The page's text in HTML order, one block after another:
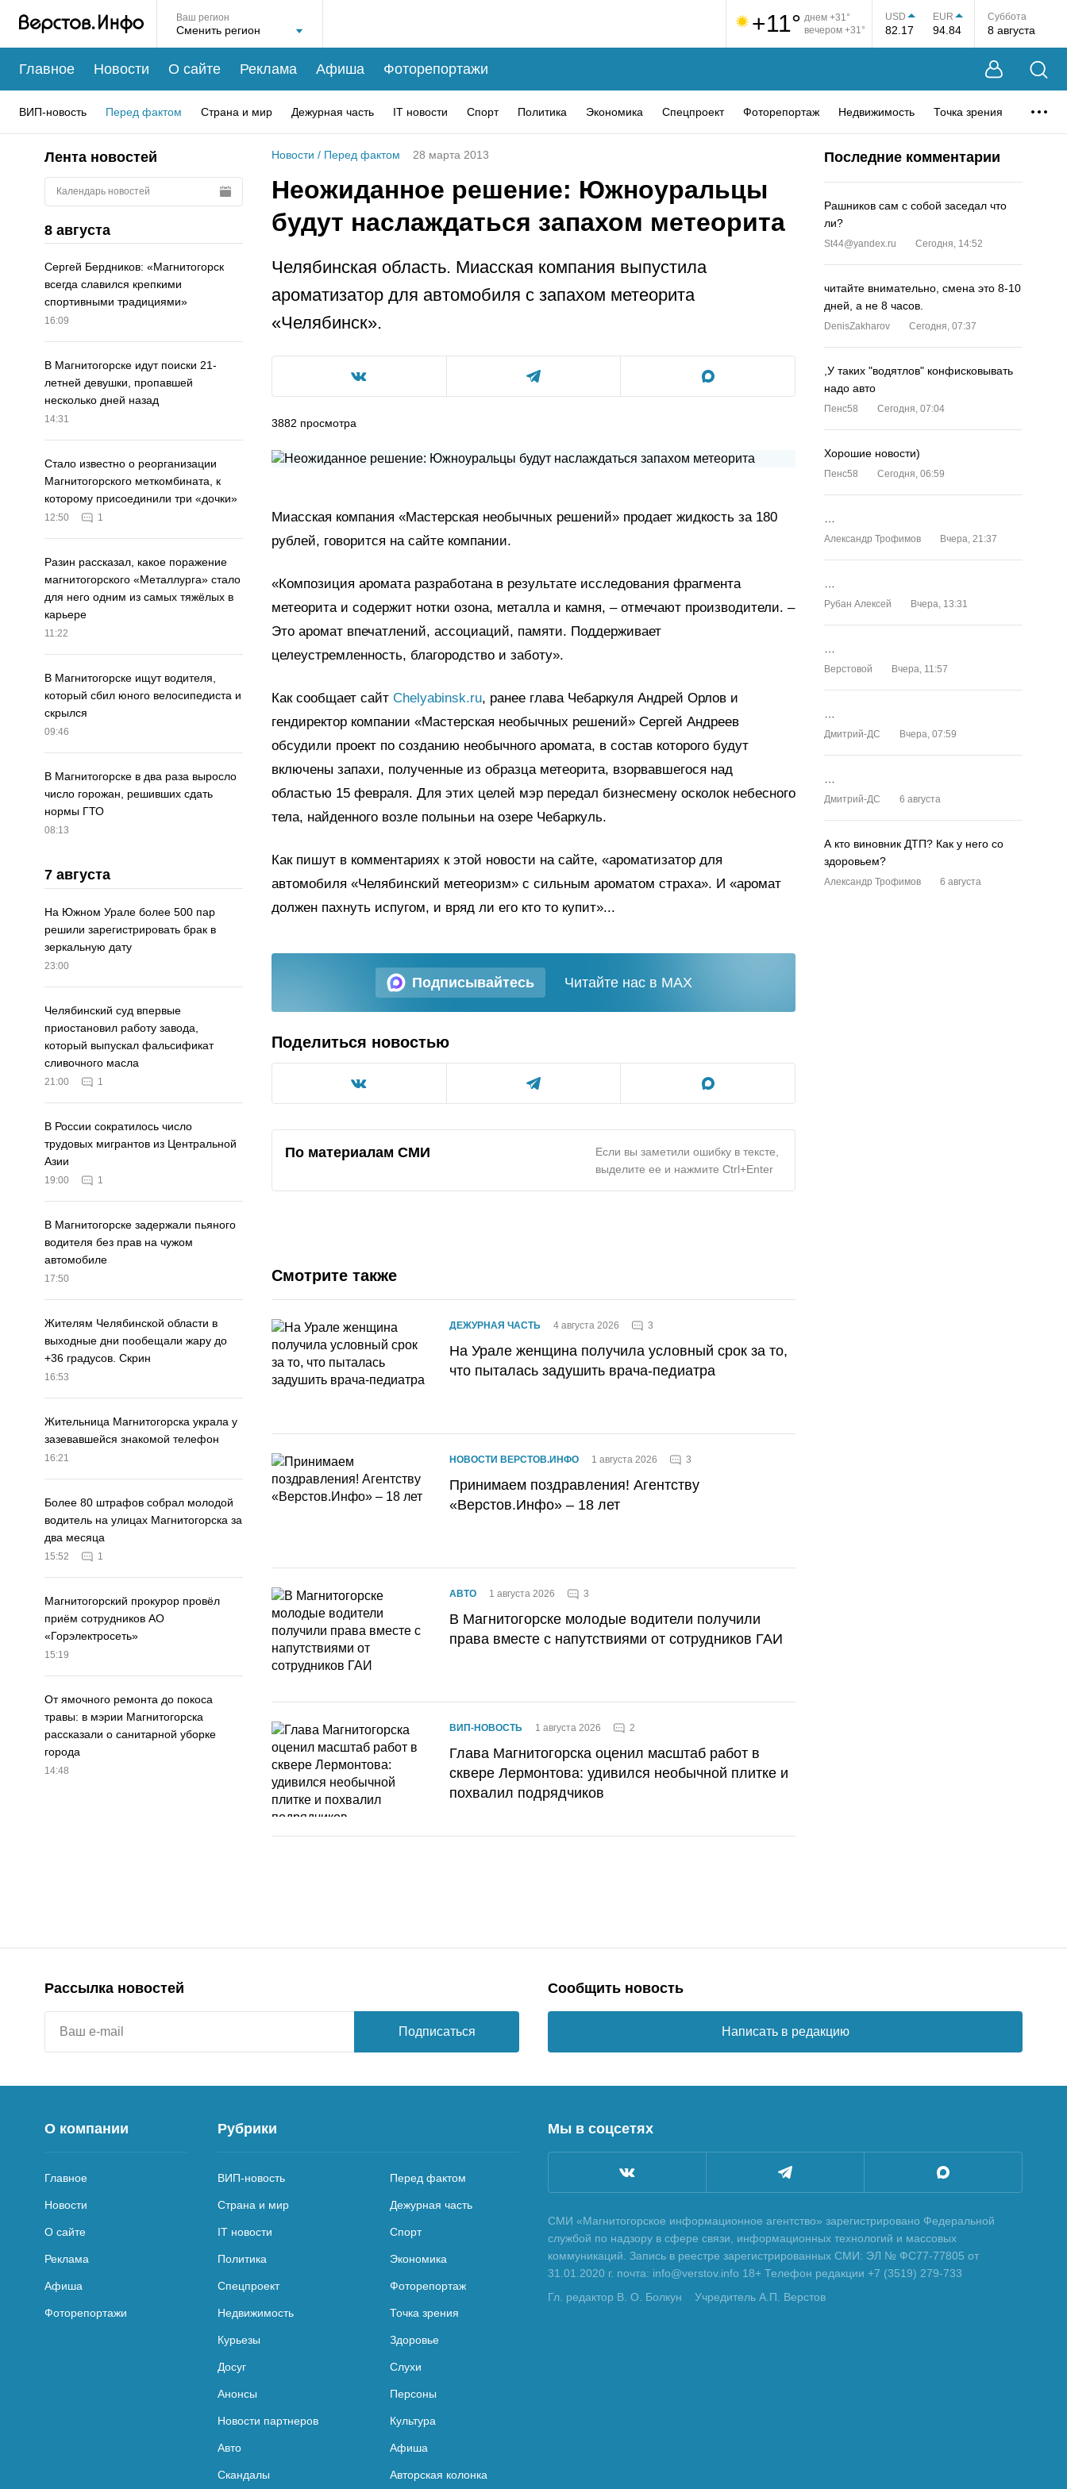
Ваш регион +11° днем +31°
вечером +31°
USD
82.17
EUR
94.84
Суббота
8 августа
Главное Новости О сайте Реклама Афиша Фоторепортажи
ВИП-новость Перед фактом Страна и мир Дежурная часть IT новости Спорт Политика Экономика Спецпроект Фоторепортаж Недвижимость Точка зрения
Лента новостей
Календарь новостей
8 августа
Сергей Бердников: «Магнитогорск
всегда славился крепкими
спортивными традициями»
16:09
В Магнитогорске идут поиски 21-
летней девушки, пропавшей
несколько дней назад
14:31
Стало известно о реорганизации
Магнитогорского меткомбината, к
которому присоединили три «дочки»
12:50 1
Разин рассказал, какое поражение
магнитогорского «Металлурга» стало
для него одним из самых тяжёлых в
карьере
11:22
В Магнитогорске ищут водителя,
который сбил юного велосипедиста и
скрылся
09:46
В Магнитогорске в два раза выросло
число горожан, решивших сдать
нормы ГТО
08:13
7 августа
На Южном Урале более 500 пар
решили зарегистрировать брак в
зеркальную дату
23:00
Челябинский суд впервые
приостановил работу завода,
который выпускал фальсификат
сливочного масла
21:00 1
В России сократилось число
трудовых мигрантов из Центральной
Азии
19:00 1
В Магнитогорске задержали пьяного
водителя без прав на чужом
автомобиле
17:50
Жителям Челябинской области в
выходные дни пообещали жару до
+36 градусов. Скрин
16:53
Жительница Магнитогорска украла у
зазевавшейся знакомой телефон
16:21
Более 80 штрафов собрал молодой
водитель на улицах Магнитогорска за
два месяца
15:52 1
Магнитогорский прокурор провёл
приём сотрудников АО
«Горэлектросеть»
15:19
От ямочного ремонта до покоса
травы: в мэрии Магнитогорска
рассказали о санитарной уборке
города
14:48
Новости / Перед фактом 28 марта 2013
Неожиданное решение: Южноуральцы
будут наслаждаться запахом метеорита
Челябинская область. Миасская компания выпустила
ароматизатор для автомобиля с запахом метеорита
«Челябинск».
3882 просмотра
Миасская компания «Мастерская необычных решений» продает жидкость за 180
рублей, говорится на сайте компании.
«Композиция аромата разработана в результате исследования фрагмента
метеорита и содержит нотки озона, металла и камня, – отмечают производители. –
Это аромат впечатлений, ассоциаций, памяти. Поддерживает
целеустремленность, благородство и заботу».
Как сообщает сайт Chelyabinsk.ru, ранее глава Чебаркуля Андрей Орлов и
гендиректор компании «Мастерская необычных решений» Сергей Андреев
обсудили проект по созданию необычного аромата, в состав которого будут
включены запахи, полученные из образца метеорита, взорвавшегося над
областью 15 февраля. Для этих целей мэр передал бизнесмену осколок небесного
тела, найденного возле полыньи на озере Чебаркуль.
Как пишут в комментариях к этой новости на сайте, «ароматизатор для
автомобиля «Челябинский метеоризм» с сильным ароматом страха». И «аромат
должен пахнуть испугом, и вряд ли его кто то купит»...
Подписывайтесь Читайте нас в MAX
Поделиться новостью
По материалам СМИ
Если вы заметили ошибку в тексте,
выделите ее и нажмите Ctrl+Enter
Смотрите также
ДЕЖУРНАЯ ЧАСТЬ 4 августа 2026 3
На Урале женщина получила условный срок за то,
что пыталась задушить врача-педиатра
НОВОСТИ ВЕРСТОВ.ИНФО 1 августа 2026 3
Принимаем поздравления! Агентству
«Верстов.Инфо» – 18 лет
АВТО 1 августа 2026 3
В Магнитогорске молодые водители получили
права вместе с напутствиями от сотрудников ГАИ
ВИП-НОВОСТЬ 1 августа 2026 2
Глава Магнитогорска оценил масштаб работ в
сквере Лермонтова: удивился необычной плитке и
похвалил подрядчиков
Последние комментарии
Рашников сам с собой заседал что
ли?
St44@yandex.ru Сегодня, 14:52
читайте внимательно, смена это 8-10
дней, а не 8 часов.
DenisZakharov Сегодня, 07:37
,У таких "водятлов" конфисковывать
надо авто
Пенс58 Сегодня, 07:04
Хорошие новости)
Пенс58 Сегодня, 06:59
Александр Трофимов Вчера, 21:37
Рубан Алексей Вчера, 13:31
Верстовой Вчера, 11:57
Дмитрий-ДС Вчера, 07:59
Дмитрий-ДС 6 августа
А кто виновник ДТП? Как у него со
здоровьем?
Александр Трофимов 6 августа
Рассылка новостей
Подписаться
Сообщить новость
Написать в редакцию
О компании
Главное
Новости
О сайте
Реклама
Афиша
Фоторепортажи
Рубрики
ВИП-новость Перед фактом
Страна и мир Дежурная часть
IT новости Спорт
Политика Экономика
Спецпроект Фоторепортаж
Недвижимость Точка зрения
Курьезы Здоровье
Досуг Слухи
Анонсы Персоны
Новости партнеров Культура
Авто Афиша
Скандалы Авторская колонка
Мы в соцсетях
СМИ «Магнитогорское информационное агентство» зарегистрировано Федеральной
службой по надзору в сфере связи, информационных технологий и массовых
коммуникаций. Запись в реестре зарегистрированных СМИ: ЭЛ № ФС77-77805 от
31.01.2020 г. почта: info@verstov.info 18+ Телефон редакции +7 (3519) 279-733
Гл. редактор В. О. Болкун
Учредитель А.П. Верстов